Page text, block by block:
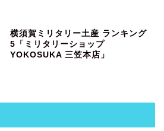
横須賀ミリタリー土産 ランキング
5「ミリタリーショップ
YOKOSUKA 三笠本店」